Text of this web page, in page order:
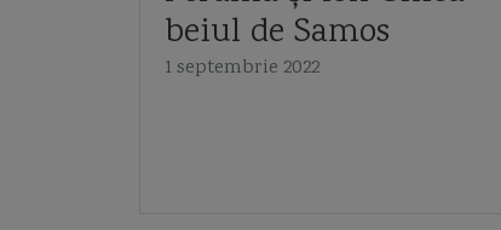
beiul de Samos
1 septembrie 2022